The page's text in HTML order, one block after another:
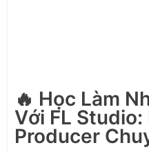
🔥 Học Làm
Với FL Studio:
Producer